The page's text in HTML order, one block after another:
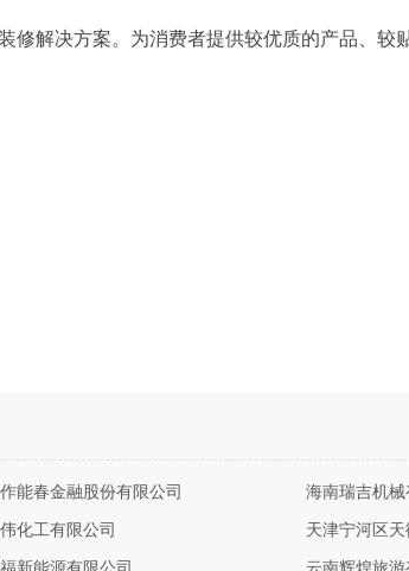
解决方案。为消费者提供较优质的产品、较
能春金融股份有限公司 海南瑞吉机械
化工有限公司 天津宁河区天